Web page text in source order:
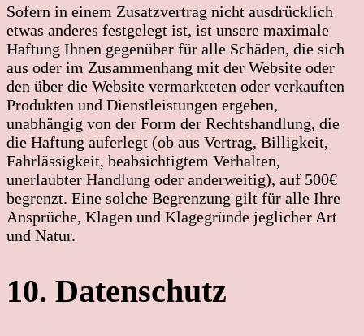
Sofern in einem Zusatzvertrag nicht ausdrücklich
etwas anderes festgelegt ist, ist unsere maximale
Haftung Ihnen gegenüber für alle Schäden, die sich
aus oder im Zusammenhang mit der Website oder
den über die Website vermarkteten oder verkauften
Produkten und Dienstleistungen ergeben,
unabhängig von der Form der Rechtshandlung, die
die Haftung auferlegt (ob aus Vertrag, Billigkeit,
Fahrlässigkeit, beabsichtigtem Verhalten,
unerlaubter Handlung oder anderweitig), auf 500€
begrenzt. Eine solche Begrenzung gilt für alle Ihre
Ansprüche, Klagen und Klagegründe jeglicher Art
und Natur.
10. Datenschutz